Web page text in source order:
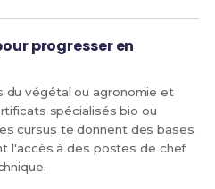
progresser en
du végétal ou agronomie et
spécialisés bio ou
cursus te donnent des bases
l'accès à des postes de chef